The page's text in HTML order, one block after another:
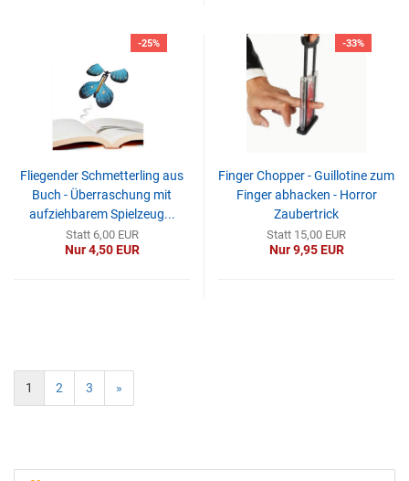
-25%
Fliegender Schmetterling aus
Buch - Überraschung mit
aufziehbarem Spielzeug...
Statt 6,00 EUR
Nur 4,50 EUR
-33%
Finger Chopper - Guillotine zum
Finger abhacken - Horror
Zaubertrick
Statt 15,00 EUR
Nur 9,95 EUR
1 2 3 »